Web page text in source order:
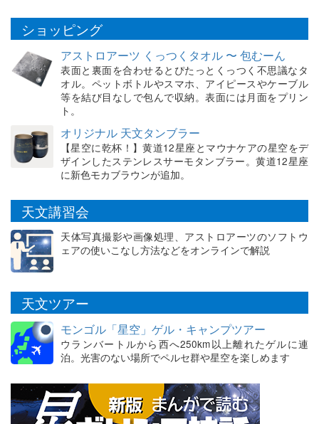
ショッピング
アストロアーツ くっつくタオル 〜 包むーん
表面と裏面を合わせるとぴたっとくっつく不思議なタ
オル。ペットボトルやスマホ、アイピースやケーブル
等を結び目なしで包んで収納。表面には月面をプリン
ト。
オリジナル 天文タンブラー
【星空に乾杯！】黄道12星座とマウナケアの星空をデ
ザインしたステンレスサーモタンブラー。黄道12星座
に新色モカブラウンが追加。
天文講習会
天体写真撮影や画像処理、アストロアーツのソフトウ
ェアの使いこなし方法などをオンラインで解説
天文ツアー
モンゴル「星空」ゲル・キャンプツアー
ウランバートルから西へ250km以上離れたゲルに連
泊。光害のない場所でペルセ群や星空を楽しめます